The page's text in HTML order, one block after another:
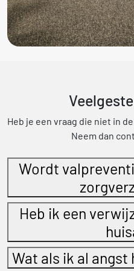
Heb je een vraag die niet in
Neem dan
Wordt
Heb ik een
Wat als ik al angst